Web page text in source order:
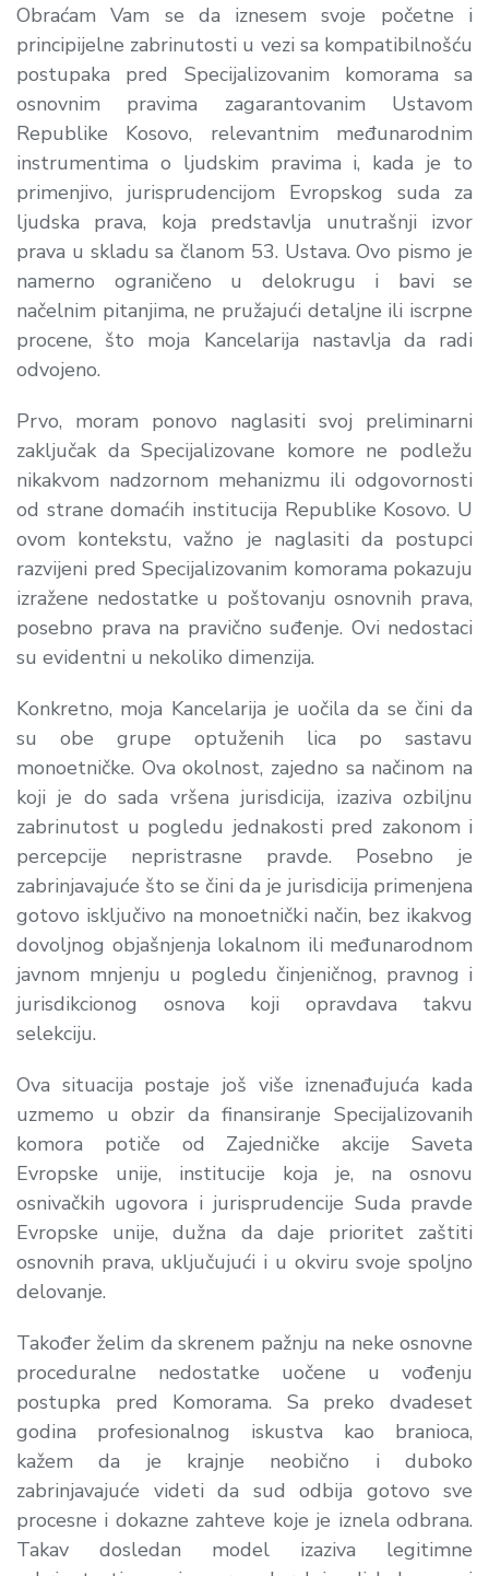
Obraćam Vam se da iznesem svoje početne i
principijelne zabrinutosti u vezi sa kompatibilnošću
postupaka pred Specijalizovanim komorama sa
osnovnim pravima zagarantovanim Ustavom
Republike Kosovo, relevantnim međunarodnim
instrumentima o ljudskim pravima i, kada je to
primenjivo, jurisprudencijom Evropskog suda za
ljudska prava, koja predstavlja unutrašnji izvor
prava u skladu sa članom 53. Ustava. Ovo pismo je
namerno ograničeno u delokrugu i bavi se
načelnim pitanjima, ne pružajući detaljne ili iscrpne
procene, što moja Kancelarija nastavlja da radi
odvojeno.
Prvo, moram ponovo naglasiti svoj preliminarni
zaključak da Specijalizovane komore ne podležu
nikakvom nadzornom mehanizmu ili odgovornosti
od strane domaćih institucija Republike Kosovo. U
ovom kontekstu, važno je naglasiti da postupci
razvijeni pred Specijalizovanim komorama pokazuju
izražene nedostatke u poštovanju osnovnih prava,
posebno prava na pravično suđenje. Ovi nedostaci
su evidentni u nekoliko dimenzija.
Konkretno, moja Kancelarija je uočila da se čini da
su obe grupe optuženih lica po sastavu
monoetničke. Ova okolnost, zajedno sa načinom na
koji je do sada vršena jurisdicija, izaziva ozbiljnu
zabrinutost u pogledu jednakosti pred zakonom i
percepcije nepristrasne pravde. Posebno je
zabrinjavajuće što se čini da je jurisdicija primenjena
gotovo isključivo na monoetnički način, bez ikakvog
dovoljnog objašnjenja lokalnom ili međunarodnom
javnom mnjenju u pogledu činjeničnog, pravnog i
jurisdikcionog osnova koji opravdava takvu
selekciju.
Ova situacija postaje još više iznenađujuća kada
uzmemo u obzir da finansiranje Specijalizovanih
komora potiče od Zajedničke akcije Saveta
Evropske unije, institucije koja je, na osnovu
osnivačkih ugovora i jurisprudencije Suda pravde
Evropske unije, dužna da daje prioritet zaštiti
osnovnih prava, uključujući i u okviru svoje spoljno
delovanje.
Također želim da skrenem pažnju na neke osnovne
proceduralne nedostatke uočene u vođenju
postupka pred Komorama. Sa preko dvadeset
godina profesionalnog iskustva kao branioca,
kažem da je krajnje neobično i duboko
zabrinjavajuće videti da sud odbija gotovo sve
procesne i dokazne zahteve koje je iznela odbrana.
Takav dosledan model izaziva legitimne